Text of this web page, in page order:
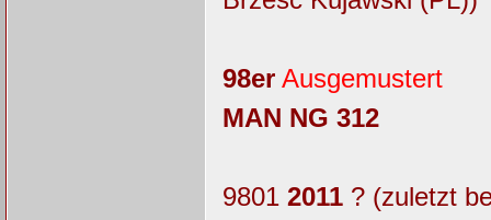
98er Ausgemustert
MAN NG 312
9801 2011? (zuletzt